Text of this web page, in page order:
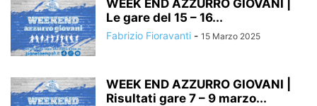
WEEK END AZZURRO GIOVANI |
Le gare del 15 – 16...
Fabrizio Fioravanti - 15 Marzo 2025
WEEK END AZZURRO GIOVANI |
Risultati gare 7 – 9 marzo...